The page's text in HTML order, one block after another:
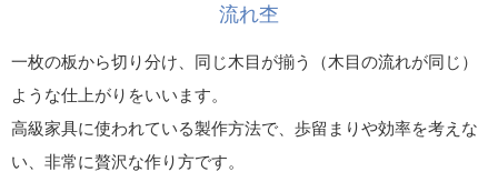
流れ杢
一枚の板から切り分け、同じ木目が揃う（木目の流れが同じ）
ような仕上がりをいいます。
高級家具に使われている製作方法で、歩留まりや効率を考えな
い、非常に贅沢な作り方です。